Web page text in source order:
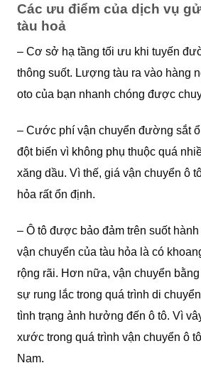
Các ưu điểm của dịch vụ
tàu hoả
– Cơ sở hạ tầng tối ưu khi tuyến
thông suốt. Lượng tàu ra vào hàng
oto của bạn nhanh chóng được
– Cước phí vận chuyển đường sắt
đột biến vì không phụ thuộc quá
xăng dầu. Vì thế, giá vận chuyển ô
hỏa rất ổn định.
– Ô tô được bảo đảm trên suốt
vận chuyển của tàu hỏa là có
rộng rãi. Hơn nữa, vận chuyển
sự rung lắc trong quá trình di
tình trạng ảnh hưởng đến ô tô. Vì
xước trong quá trình vận chuyển ô
Nam.